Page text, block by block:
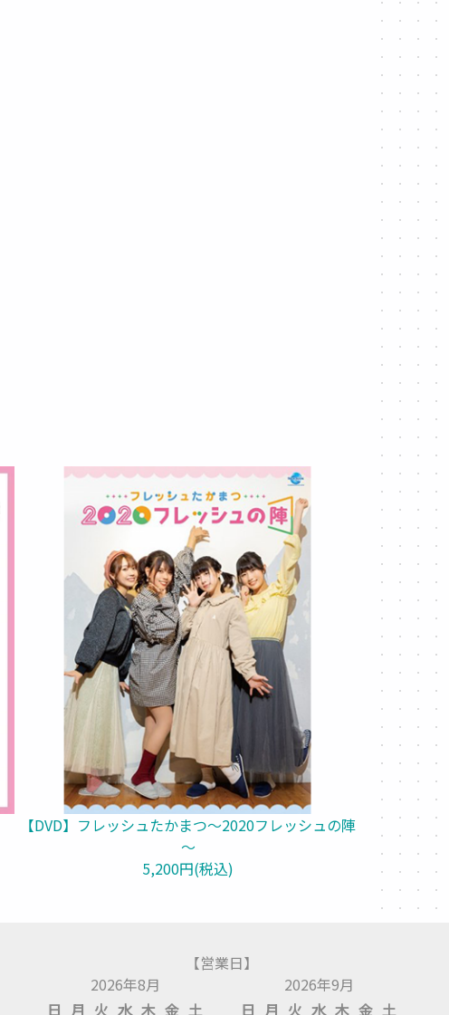
【DVD】フレッシュたかまつ～2020フレッシュの陣
～
5,200円(税込)
【営業日】
2026年8月
日 月 火 水 木 金 土
2026年9月
日 月 火 水 木 金 土